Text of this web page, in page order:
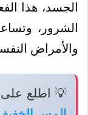
الجسد، هذا
الشرور،
والأمراض
💡 اطلع على